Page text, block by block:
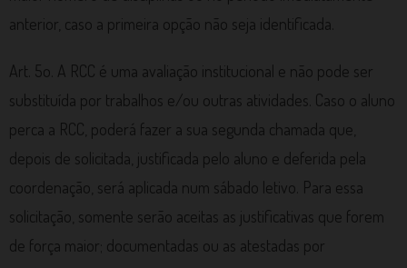
anterior, caso a primeira opção não seja identificada.
Art. 5o. A RCC é uma avaliação institucional e não pode ser
substituída por trabalhos e/ou outras atividades. Caso o aluno
perca a RCC, poderá fazer a sua segunda chamada que,
depois de solicitada, justificada pelo aluno e deferida pela
coordenação, será aplicada num sábado letivo. Para essa
solicitação, somente serão aceitas as justificativas que forem
de força maior; documentadas ou as atestadas por